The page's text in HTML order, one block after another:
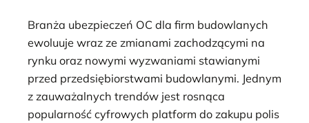
Branża ubezpieczeń OC dla firm budowlanych
ewoluuje wraz ze zmianami zachodzącymi na
rynku oraz nowymi wyzwaniami stawianymi
przed przedsiębiorstwami budowlanymi. Jednym
z zauważalnych trendów jest rosnąca
popularność cyfrowych platform do zakupu polis